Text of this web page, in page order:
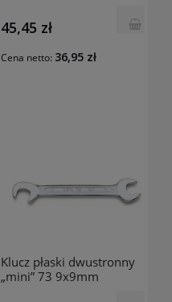
45,45 zł
Cena netto: 36,95 zł
Klucz płaski dwustronny
„mini” 73 9x9mm